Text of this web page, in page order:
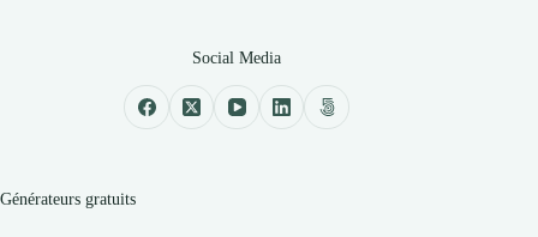
Social Media
Générateurs gratuits